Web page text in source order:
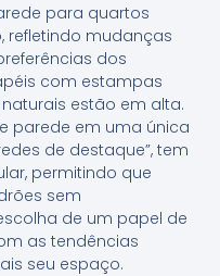
para quartos
refletindo mudanças
dos
com estampas
estão em alta.
parede em uma única
de destaque”, tem
permitindo que
sem
de um papel de
as tendências
seu espaço.